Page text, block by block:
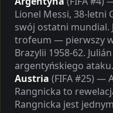
Lionel Messi, 38-letni
swój ostatni mundial.
trofeum — pierwszy
Brazylii 1958-62.
argentyńskiego ataku.
Austria (FIFA #25) —
Rangnicka to
Rangnicka jest